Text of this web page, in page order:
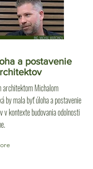
a postavenie
architektom Michalom
by mala byť úloha a postavenie
kontexte budovania odolnosti